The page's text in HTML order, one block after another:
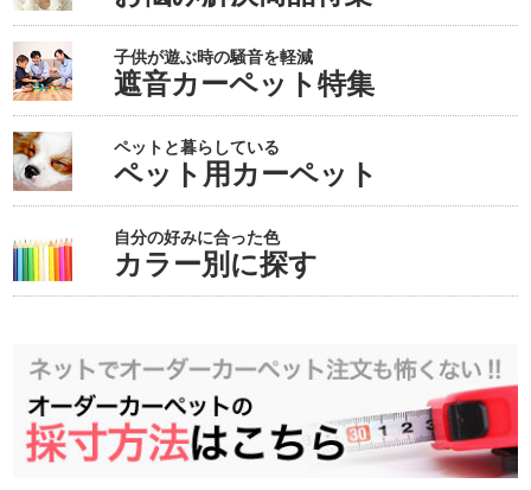
子供が遊ぶ時の騒音を軽減
遮音カーペット特集
ペットと暮らしている
ペット用カーペット
自分の好みに合った色
カラー別に探す